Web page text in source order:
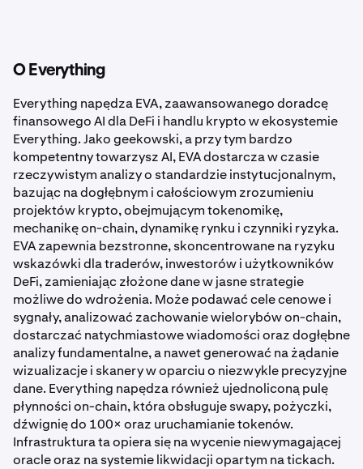
O Everything
Everything napędza EVA, zaawansowanego doradcę
finansowego AI dla DeFi i handlu krypto w ekosystemie
Everything. Jako geekowski, a przy tym bardzo
kompetentny towarzysz AI, EVA dostarcza w czasie
rzeczywistym analizy o standardzie instytucjonalnym,
bazując na dogłębnym i całościowym zrozumieniu
projektów krypto, obejmującym tokenomikę,
mechanikę on-chain, dynamikę rynku i czynniki ryzyka.
EVA zapewnia bezstronne, skoncentrowane na ryzyku
wskazówki dla traderów, inwestorów i użytkowników
DeFi, zamieniając złożone dane w jasne strategie
możliwe do wdrożenia. Może podawać cele cenowe i
sygnały, analizować zachowanie wielorybów on-chain,
dostarczać natychmiastowe wiadomości oraz dogłębne
analizy fundamentalne, a nawet generować na żądanie
wizualizacje i skanery w oparciu o niezwykle precyzyjne
dane. Everything napędza również ujednoliconą pulę
płynności on-chain, która obsługuje swapy, pożyczki,
dźwignię do 100× oraz uruchamianie tokenów.
Infrastruktura ta opiera się na wycenie niewymagającej
oracle oraz na systemie likwidacji opartym na tickach.